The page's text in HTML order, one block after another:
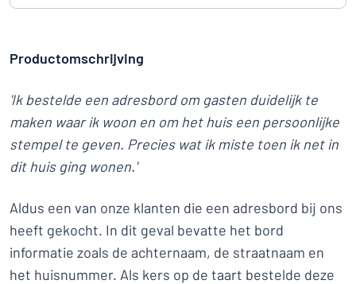
Productomschrijving
'Ik bestelde een adresbord om gasten duidelijk te
maken waar ik woon en om het huis een persoonlijke
stempel te geven. Precies wat ik miste toen ik net in
dit huis ging wonen.'
Aldus een van onze klanten die een adresbord bij ons
heeft gekocht. In dit geval bevatte het bord
informatie zoals de achternaam, de straatnaam en
het huisnummer. Als kers op de taart bestelde deze